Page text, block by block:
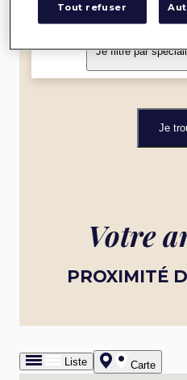
Je filtre par
Je
Votre
PROXIMITÉ
Liste Carte
Tout refuser